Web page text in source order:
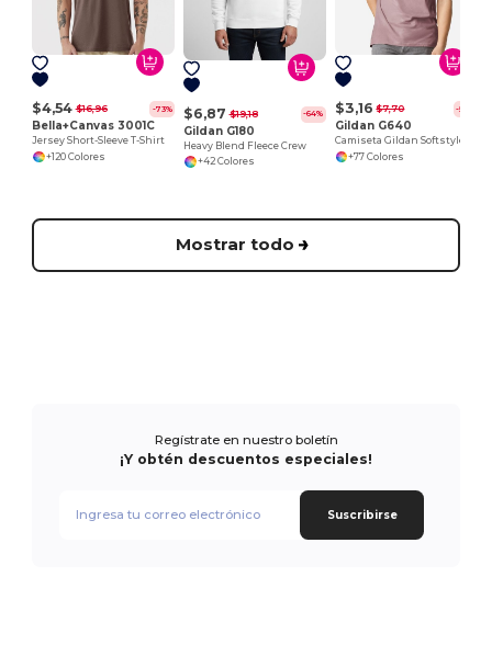
$4,54 $16,96 -73%
Bella+Canvas 3001C
Jersey Short-Sleeve T-Shirt
+120 Colores
$6,87 $19,18 -64%
Gildan G180
Heavy Blend Fleece Crew
+42 Colores
$3,16 $7,70 -59%
Gildan G640
+77 Colores
Mostrar todo
Regístrate en nuestro boletín
¡Y obtén descuentos especiales!
Suscribirse